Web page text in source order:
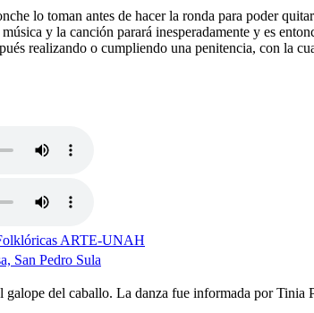
lo toman antes de hacer la ronda para poder
y la canción parará inesperadamente y es
realizando o cumpliendo una penitencia, con la
ARTE-UNAH
San Pedro Sula
galope del caballo. La danza fue informada por